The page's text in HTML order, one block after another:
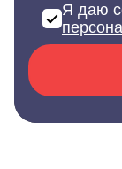
Я даю